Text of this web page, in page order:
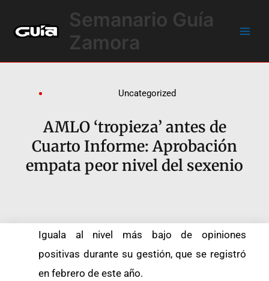
contenido
Semanario Guía
Zamora
Uncategorized
AMLO ‘tropieza’ antes de
Cuarto Informe: Aprobación
empata peor nivel del sexenio
Iguala al nivel más bajo de opiniones
positivas durante su gestión, que se registró
en febrero de este año.